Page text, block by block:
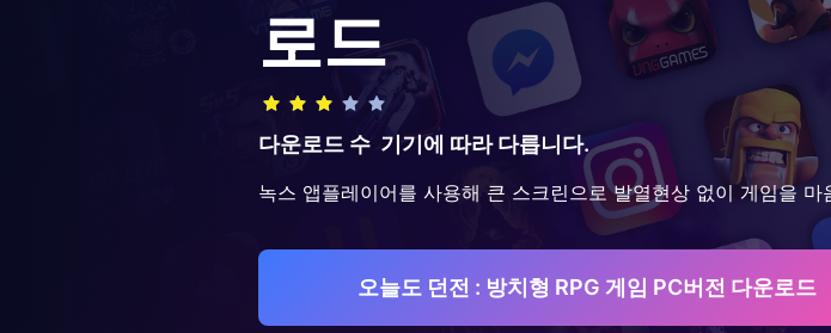
로드
다운로드 수 기기에 따라 다릅니다.
녹스 앱플레이어를 사용해 큰 스크린으로 발열현상 없이 게임을 마
오늘도 던전 : 방치형 RPG 게임 PC버전 다운로드